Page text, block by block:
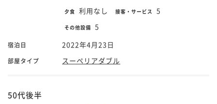
夕食 利用なし 接客・サービス 5
その他設備 5
宿泊日 2022年4月23日
部屋タイプ スーペリアダブル
50代後半